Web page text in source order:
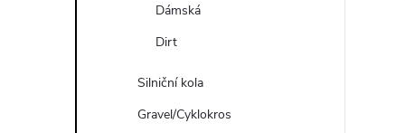
Dámská
Dirt
Silniční kola
Gravel/Cyklokros